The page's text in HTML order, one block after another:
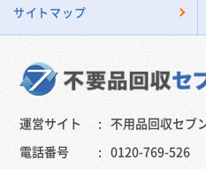
サイトマップ
運営サイト
不用品回収セブ
電話番号
0120-769-526